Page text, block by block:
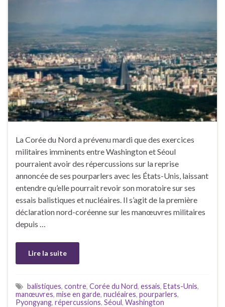
La Corée du Nord a prévenu mardi que des exercices
militaires imminents entre Washington et Séoul
pourraient avoir des répercussions sur la reprise
annoncée de ses pourparlers avec les États-Unis, laissant
entendre qu’elle pourrait revoir son moratoire sur ses
essais balistiques et nucléaires. Il s’agit de la première
déclaration nord-coréenne sur les manœuvres militaires
depuis …
Lire la suite
balistiques, contre, Corée du Nord, essais, Etats-Unis,
manœuvres, mise en garde, nucléaires, pourparlers,
Pyongyang, répercussions, Séoul, Washington